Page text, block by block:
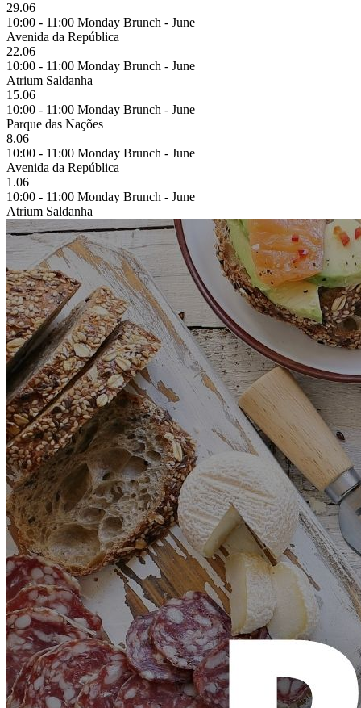
29.06
10:00 - 11:00 Monday Brunch - June
Avenida da República
22.06
10:00 - 11:00 Monday Brunch - June
Atrium Saldanha
15.06
10:00 - 11:00 Monday Brunch - June
Parque das Nações
8.06
10:00 - 11:00 Monday Brunch - June
Avenida da República
1.06
10:00 - 11:00 Monday Brunch - June
Atrium Saldanha